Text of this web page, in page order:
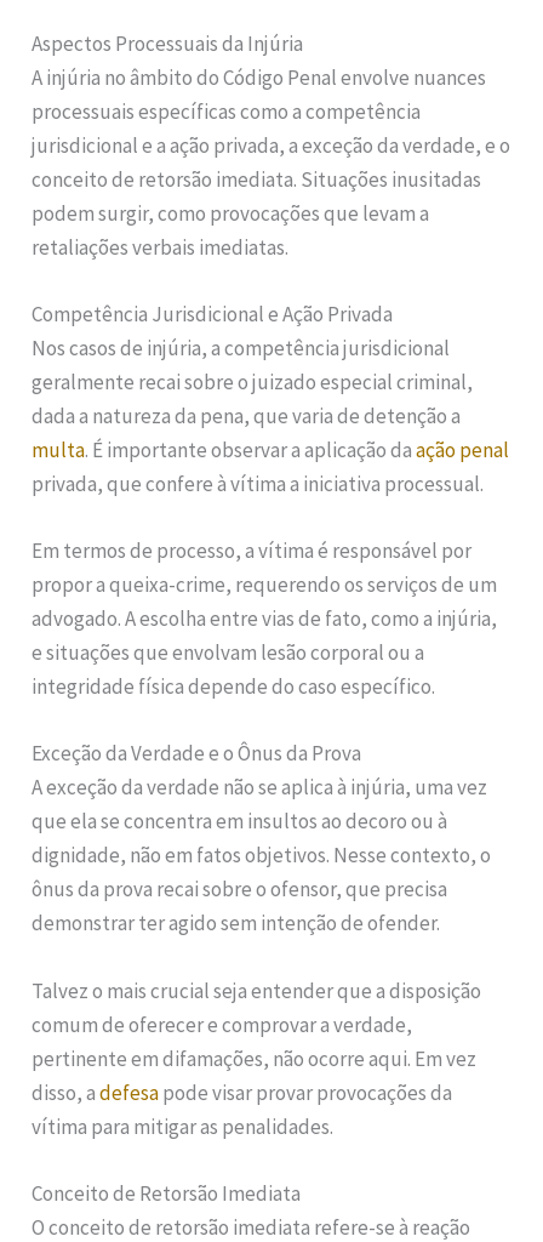
Aspectos Processuais da Injúria
A injúria no âmbito do Código Penal envolve nuances
processuais específicas como a competência
jurisdicional e a ação privada, a exceção da verdade, e o
conceito de retorsão imediata. Situações inusitadas
podem surgir, como provocações que levam a
retaliações verbais imediatas.
Competência Jurisdicional e Ação Privada
Nos casos de injúria, a competência jurisdicional
geralmente recai sobre o juizado especial criminal,
dada a natureza da pena, que varia de detenção a
multa. É importante observar a aplicação daação penal
privada, que confere à vítima a iniciativa processual.
Em termos de processo, a vítima é responsável por
propor a queixa-crime, requerendo os serviços de um
advogado. A escolha entre vias de fato, como a injúria,
e situações que envolvam lesão corporal ou a
integridade física depende do caso específico.
Exceção da Verdade e o Ônus da Prova
A exceção da verdade não se aplica à injúria, uma vez
que ela se concentra em insultos ao decoro ou à
dignidade, não em fatos objetivos. Nesse contexto, o
ônus da prova recai sobre o ofensor, que precisa
demonstrar ter agido sem intenção de ofender.
Talvez o mais crucial seja entender que a disposição
comum de oferecer e comprovar a verdade,
pertinente em difamações, não ocorre aqui. Em vez
disso, adefesapode visar provar provocações da
vítima para mitigar as penalidades.
Conceito de Retorsão Imediata
O conceito de retorsão imediata refere-se à reação